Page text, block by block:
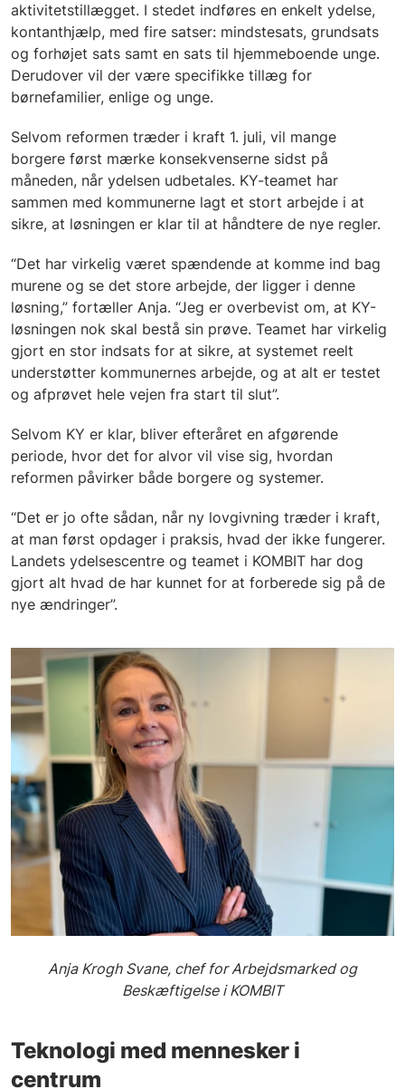
aktivitetstillægget. I stedet indføres en enkelt ydelse,
kontanthjælp, med fire satser: mindstesats, grundsats
og forhøjet sats samt en sats til hjemmeboende unge.
Derudover vil der være specifikke tillæg for
børnefamilier, enlige og unge.
Selvom reformen træder i kraft 1. juli, vil mange
borgere først mærke konsekvenserne sidst på
måneden, når ydelsen udbetales. KY-teamet har
sammen med kommunerne lagt et stort arbejde i at
sikre, at løsningen er klar til at håndtere de nye regler.
“Det har virkelig været spændende at komme ind bag
murene og se det store arbejde, der ligger i denne
løsning,” fortæller Anja. “Jeg er overbevist om, at KY-
løsningen nok skal bestå sin prøve. Teamet har virkelig
gjort en stor indsats for at sikre, at systemet reelt
understøtter kommunernes arbejde, og at alt er testet
og afprøvet hele vejen fra start til slut”.
Selvom KY er klar, bliver efteråret en afgørende
periode, hvor det for alvor vil vise sig, hvordan
reformen påvirker både borgere og systemer.
“Det er jo ofte sådan, når ny lovgivning træder i kraft,
at man først opdager i praksis, hvad der ikke fungerer.
Landets ydelsescentre og teamet i KOMBIT har dog
gjort alt hvad de har kunnet for at forberede sig på de
nye ændringer”.
Anja Krogh Svane, chef for Arbejdsmarked og
Beskæftigelse i KOMBIT
Teknologi med mennesker i
centrum